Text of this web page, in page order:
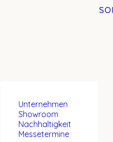
Unternehmen
Showroom
Nachhaltigkeit
Messetermine